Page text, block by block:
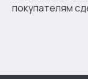
покупателям